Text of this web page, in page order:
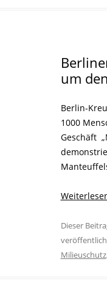
um
Berlin-
1000
Geschäft
Dieser
Milieuschutz